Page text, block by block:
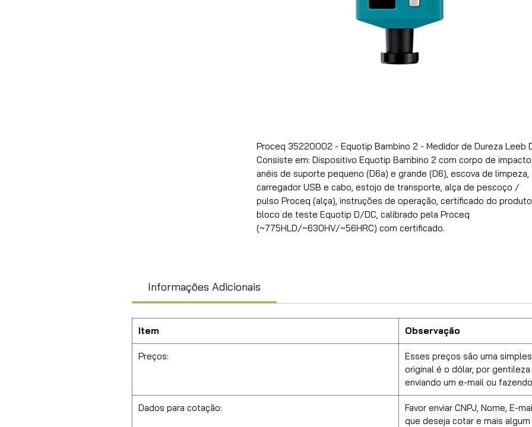
Proceq 35220002 - Equotip Bambino 2 - Medidor de Dureza Leeb
Consiste em: Dispositivo Equotip Bambino 2 com corpo de impacto
anéis de suporte pequeno (D6a) e grande (D6), escova de limpeza,
carregador USB e cabo, estojo de transporte, alça de pescoço /
pulso Proceq (alça), instruções de operação, certificado do
bloco de teste Equotip D/DC, calibrado pela Proceq
(~775HLD/~630HV/~56HRC) com certificado.
Informações Adicionais
Item Observação
Preços:
Esses preços são uma
original é o dólar, por
enviando um e-mail ou
Dados para cotação:
Favor enviar CNPJ, Nome, E-
que deseja cotar e mais